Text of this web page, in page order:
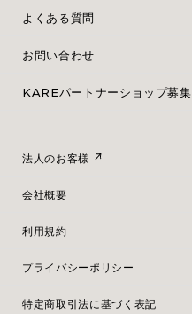
よくある質問
お問い合わせ
KAREパートナーショップ募集
法人のお客様
会社概要
利用規約
プライバシーポリシー
特定商取引法に基づく表記